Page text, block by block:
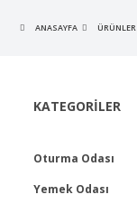
ANASAYFA ÜRÜNLER
KATEGORILER
Oturma Odası
Koltuk Takımları
Yemek Odası